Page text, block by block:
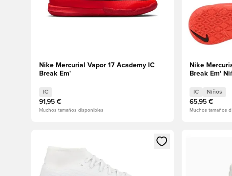
Nike Mercurial Vapor 17 Academy IC
Break Em'
IC
91,95 €
Muchos tamaños disponibles
Nike
Break Em'
IC Niños
65,95 €
Muchos tamaños
Abre un modal para iniciar sesión o registrarse como
Abre un